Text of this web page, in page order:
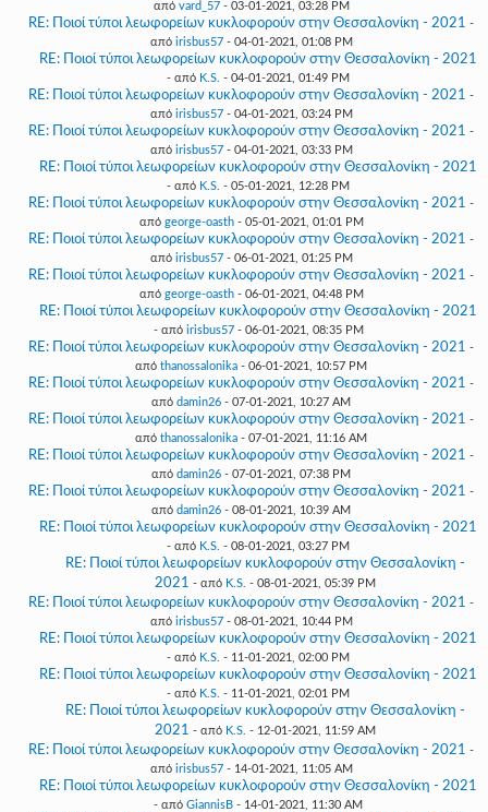
από vard_57- 03-01-2021, 03:28 PM
RE: Ποιοί τύποι λεωφορείων κυκλοφορούν στην Θεσσαλονίκη - 2021 -
από irisbus57- 04-01-2021, 01:08 PM
RE: Ποιοί τύποι λεωφορείων κυκλοφορούν στην Θεσσαλονίκη - 2021
- από K.S. - 04-01-2021, 01:49 PM
RE: Ποιοί τύποι λεωφορείων κυκλοφορούν στην Θεσσαλονίκη - 2021 -
από irisbus57- 04-01-2021, 03:24 PM
RE: Ποιοί τύποι λεωφορείων κυκλοφορούν στην Θεσσαλονίκη - 2021 -
από irisbus57- 04-01-2021, 03:33 PM
RE: Ποιοί τύποι λεωφορείων κυκλοφορούν στην Θεσσαλονίκη - 2021
- από K.S. - 05-01-2021, 12:28 PM
RE: Ποιοί τύποι λεωφορείων κυκλοφορούν στην Θεσσαλονίκη - 2021 -
από george-oasth- 05-01-2021, 01:01 PM
RE: Ποιοί τύποι λεωφορείων κυκλοφορούν στην Θεσσαλονίκη - 2021 -
από irisbus57- 06-01-2021, 01:25 PM
RE: Ποιοί τύποι λεωφορείων κυκλοφορούν στην Θεσσαλονίκη - 2021 -
από george-oasth- 06-01-2021, 04:48 PM
RE: Ποιοί τύποι λεωφορείων κυκλοφορούν στην Θεσσαλονίκη - 2021
- από irisbus57- 06-01-2021, 08:35 PM
RE: Ποιοί τύποι λεωφορείων κυκλοφορούν στην Θεσσαλονίκη - 2021 -
από thanossalonika - 06-01-2021, 10:57 PM
RE: Ποιοί τύποι λεωφορείων κυκλοφορούν στην Θεσσαλονίκη - 2021 -
από damin26 - 07-01-2021, 10:27 AM
RE: Ποιοί τύποι λεωφορείων κυκλοφορούν στην Θεσσαλονίκη - 2021 -
από thanossalonika - 07-01-2021, 11:16 AM
RE: Ποιοί τύποι λεωφορείων κυκλοφορούν στην Θεσσαλονίκη - 2021 -
από damin26 - 07-01-2021, 07:38 PM
RE: Ποιοί τύποι λεωφορείων κυκλοφορούν στην Θεσσαλονίκη - 2021 -
από damin26 - 08-01-2021, 10:39 AM
RE: Ποιοί τύποι λεωφορείων κυκλοφορούν στην Θεσσαλονίκη - 2021
- από K.S. - 08-01-2021, 03:27 PM
RE: Ποιοί τύποι λεωφορείων κυκλοφορούν στην Θεσσαλονίκη -
2021 - από K.S. - 08-01-2021, 05:39 PM
RE: Ποιοί τύποι λεωφορείων κυκλοφορούν στην Θεσσαλονίκη - 2021 -
από irisbus57- 08-01-2021, 10:44 PM
RE: Ποιοί τύποι λεωφορείων κυκλοφορούν στην Θεσσαλονίκη - 2021
- από K.S. - 11-01-2021, 02:00 PM
RE: Ποιοί τύποι λεωφορείων κυκλοφορούν στην Θεσσαλονίκη - 2021
- από K.S. - 11-01-2021, 02:01 PM
RE: Ποιοί τύποι λεωφορείων κυκλοφορούν στην Θεσσαλονίκη -
2021 - από K.S. - 12-01-2021, 11:59 AM
RE: Ποιοί τύποι λεωφορείων κυκλοφορούν στην Θεσσαλονίκη - 2021 -
από irisbus57- 14-01-2021, 11:05 AM
RE: Ποιοί τύποι λεωφορείων κυκλοφορούν στην Θεσσαλονίκη - 2021
- από GiannisB - 14-01-2021, 11:30 AM